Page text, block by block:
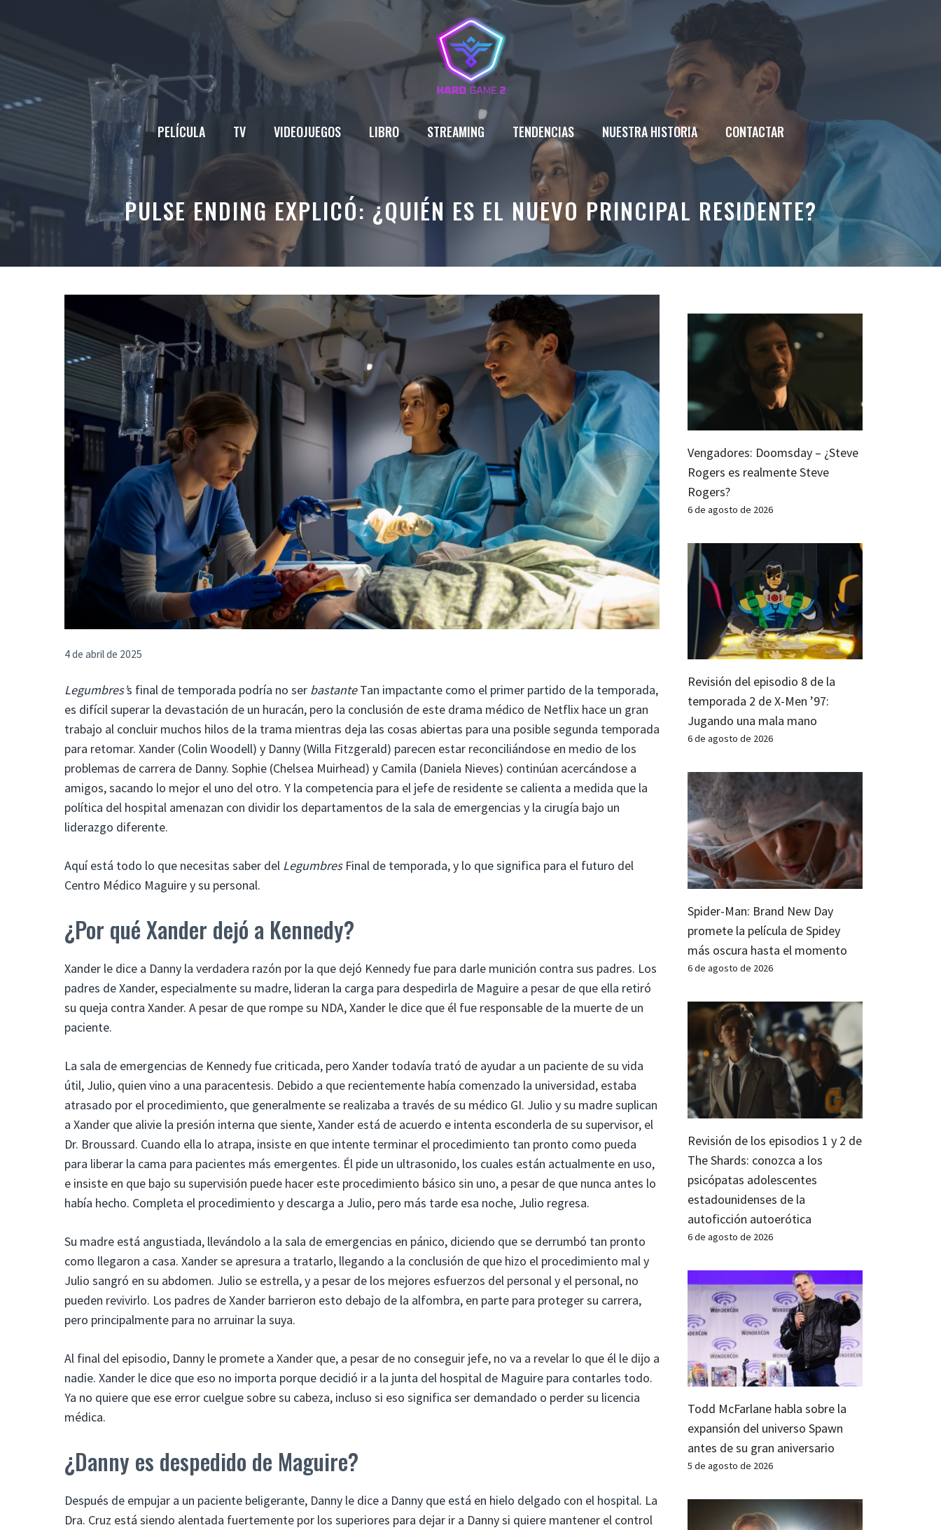
PELÍCULA TV VIDEOJUEGOS LIBRO STREAMING TENDENCIAS NUESTRA HISTORIA CONTACTAR
PULSE ENDING EXPLICÓ: ¿QUIÉN ES EL NUEVO PRINCIPAL RESIDENTE?
4 de abril de 2025
Legumbres’s final de temporada podría no ser bastanteTan impactante como el primer partido de la temporada,
es difícil superar la devastación de un huracán, pero la conclusión de este drama médico de Netflix hace un gran
trabajo al concluir muchos hilos de la trama mientras deja las cosas abiertas para una posible segunda temporada
para retomar. Xander (Colin Woodell) y Danny (Willa Fitzgerald) parecen estar reconciliándose en medio de los
problemas de carrera de Danny. Sophie (Chelsea Muirhead) y Camila (Daniela Nieves) continúan acercándose a
amigos, sacando lo mejor el uno del otro. Y la competencia para el jefe de residente se calienta a medida que la
política del hospital amenazan con dividir los departamentos de la sala de emergencias y la cirugía bajo un
liderazgo diferente.
Aquí está todo lo que necesitas saber del LegumbresFinal de temporada, y lo que significa para el futuro del
Centro Médico Maguire y su personal.
¿Por qué Xander dejó a Kennedy?
Xander le dice a Danny la verdadera razón por la que dejó Kennedy fue para darle munición contra sus padres. Los
padres de Xander, especialmente su madre, lideran la carga para despedirla de Maguire a pesar de que ella retiró
su queja contra Xander. A pesar de que rompe su NDA, Xander le dice que él fue responsable de la muerte de un
paciente.
La sala de emergencias de Kennedy fue criticada, pero Xander todavía trató de ayudar a un paciente de su vida
útil, Julio, quien vino a una paracentesis. Debido a que recientemente había comenzado la universidad, estaba
atrasado por el procedimiento, que generalmente se realizaba a través de su médico GI. Julio y su madre suplican
a Xander que alivie la presión interna que siente, Xander está de acuerdo e intenta esconderla de su supervisor, el
Dr. Broussard. Cuando ella lo atrapa, insiste en que intente terminar el procedimiento tan pronto como pueda
para liberar la cama para pacientes más emergentes. Él pide un ultrasonido, los cuales están actualmente en uso,
e insiste en que bajo su supervisión puede hacer este procedimiento básico sin uno, a pesar de que nunca antes lo
había hecho. Completa el procedimiento y descarga a Julio, pero más tarde esa noche, Julio regresa.
Su madre está angustiada, llevándolo a la sala de emergencias en pánico, diciendo que se derrumbó tan pronto
como llegaron a casa. Xander se apresura a tratarlo, llegando a la conclusión de que hizo el procedimiento mal y
Julio sangró en su abdomen. Julio se estrella, y a pesar de los mejores esfuerzos del personal y el personal, no
pueden revivirlo. Los padres de Xander barrieron esto debajo de la alfombra, en parte para proteger su carrera,
pero principalmente para no arruinar la suya.
Al final del episodio, Danny le promete a Xander que, a pesar de no conseguir jefe, no va a revelar lo que él le dijo a
nadie. Xander le dice que eso no importa porque decidió ir a la junta del hospital de Maguire para contarles todo.
Ya no quiere que ese error cuelgue sobre su cabeza, incluso si eso significa ser demandado o perder su licencia
médica.
¿Danny es despedido de Maguire?
Después de empujar a un paciente beligerante, Danny le dice a Danny que está en hielo delgado con el hospital. La
Dra. Cruz está siendo alentada fuertemente por los superiores para dejar ir a Danny si quiere mantener el control
Vengadores: Doomsday – ¿Steve
Rogers es realmente Steve
Rogers?
6 de agosto de 2026
Revisión del episodio 8 de la
temporada 2 de X-Men ’97:
Jugando una mala mano
6 de agosto de 2026
Spider-Man: Brand New Day
promete la película de Spidey
más oscura hasta el momento
6 de agosto de 2026
Revisión de los episodios 1 y 2 de
The Shards: conozca a los
psicópatas adolescentes
estadounidenses de la
autoficción autoerótica
6 de agosto de 2026
Todd McFarlane habla sobre la
expansión del universo Spawn
antes de su gran aniversario
5 de agosto de 2026